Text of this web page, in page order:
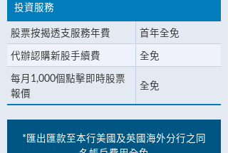
投資服務
股票按揭透支服務年費 首年全免
代辦認購新股手續費 全免
每月1,000個點擊即時股票
報價
全免
*匯出匯款至本行美國及英國海外分行之同